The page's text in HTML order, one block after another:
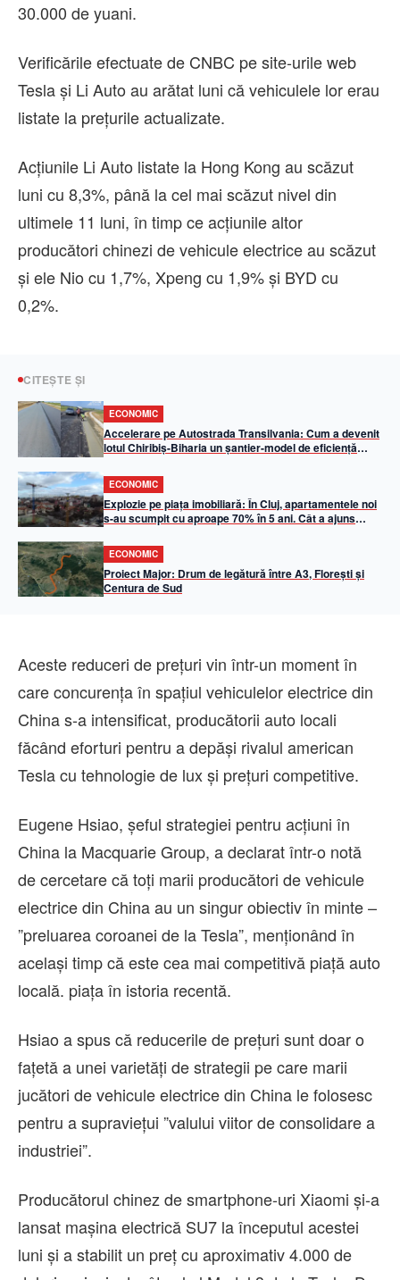
30.000 de yuani.
Verificările efectuate de CNBC pe site-urile web
Tesla şi Li Auto au arătat luni că vehiculele lor erau
listate la preţurile actualizate.
Acţiunile Li Auto listate la Hong Kong au scăzut
luni cu 8,3%, până la cel mai scăzut nivel din
ultimele 11 luni, în timp ce acţiunile altor
producători chinezi de vehicule electrice au scăzut
şi ele Nio cu 1,7%, Xpeng cu 1,9% şi BYD cu
0,2%.
CITEȘTE ȘI
ECONOMIC
Accelerare pe Autostrada Transilvania: Cum a devenit
lotul Chiribiș-Biharia un șantier-model de eficiență
ECONOMIC
Explozie pe piața imobiliară: În Cluj, apartamentele noi
s-au scumpit cu aproape 70% în 5 ani. Cât a ajuns
ECONOMIC
Proiect Major: Drum de legătură între A3, Florești și
Centura de Sud
Aceste reduceri de preţuri vin într-un moment în
care concurenţa în spaţiul vehiculelor electrice din
China s-a intensificat, producătorii auto locali
făcând eforturi pentru a depăşi rivalul american
Tesla cu tehnologie de lux şi preţuri competitive.
Eugene Hsiao, şeful strategiei pentru acţiuni în
China la Macquarie Group, a declarat într-o notă
de cercetare că toţi marii producători de vehicule
electrice din China au un singur obiectiv în minte –
”preluarea coroanei de la Tesla”, menţionând în
acelaşi timp că este cea mai competitivă piaţă auto
locală. piaţa în istoria recentă.
Hsiao a spus că reducerile de preţuri sunt doar o
faţetă a unei varietăţi de strategii pe care marii
jucători de vehicule electrice din China le folosesc
pentru a supravieţui ”valului viitor de consolidare a
industriei”.
Producătorul chinez de smartphone-uri Xiaomi şi-a
lansat maşina electrică SU7 la începutul acestei
luni şi a stabilit un preţ cu aproximativ 4.000 de